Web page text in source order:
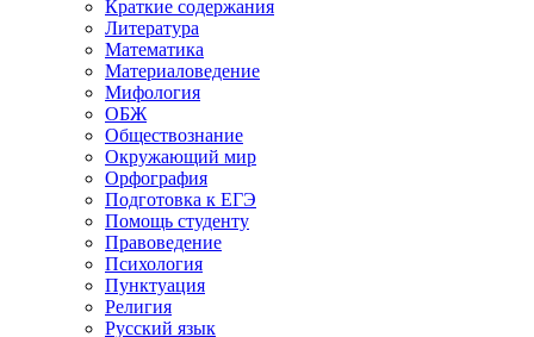
Краткие содержания
Литература
Математика
Материаловедение
Мифология
ОБЖ
Обществознание
Окружающий мир
Орфография
Подготовка к ЕГЭ
Помощь студенту
Правоведение
Психология
Пунктуация
Религия
Русский язык